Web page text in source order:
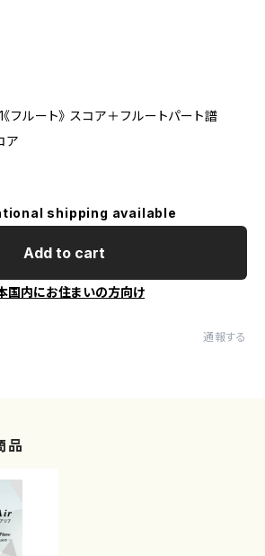
フルート》 スコア＋フルートパート譜
ア
shipping available
Add to cart
国内にお住まいの方向け
通報する
品